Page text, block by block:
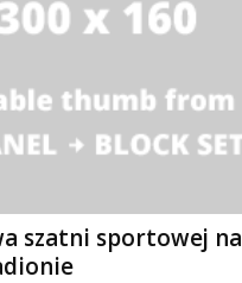
szatni sportowej na